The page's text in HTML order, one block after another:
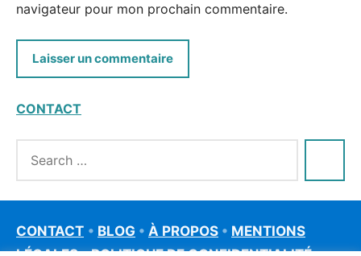
navigateur pour mon prochain commentaire.
CONTACT
CONTACT • BLOG • À PROPOS • MENTIONS